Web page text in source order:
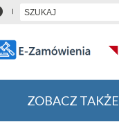
ZOBACZ TAKŻE